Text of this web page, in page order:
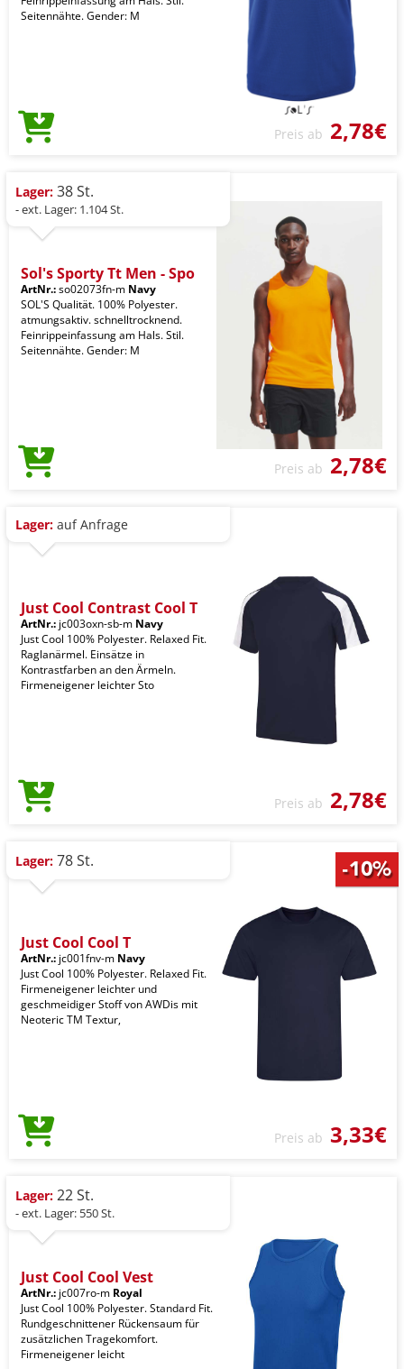
Seitennähte. Gender: M
Preis ab 2,78€
Lager: 38 St.
- ext. Lager: 1.104 St.
Sol's Sporty Tt Men - Spo
ArtNr.:so02073fn-m Navy
SOL'S Qualität. 100% Polyester.
atmungsaktiv. schnelltrocknend.
Feinrippeinfassung am Hals. Stil.
Seitennähte. Gender: M
Preis ab 2,78€
Lager: auf Anfrage
Just Cool Contrast Cool T
ArtNr.: jc003oxn-sb-m Navy
Just Cool 100% Polyester. Relaxed Fit.
Raglanärmel. Einsätze in
Kontrastfarben an den Ärmeln.
Firmeneigener leichter Sto
Preis ab 2,78€
Lager: 78 St.
Just Cool Cool T
ArtNr.: jc001fnv-m Navy
Just Cool 100% Polyester. Relaxed Fit.
Firmeneigener leichter und
geschmeidiger Stoff von AWDis mit
Neoteric TM Textur,
Preis ab 3,33€
Lager: 22 St.
- ext. Lager: 550 St.
Just Cool Cool Vest
ArtNr.: jc007ro-m Royal
Just Cool 100% Polyester. Standard Fit.
Rundgeschnittener Rückensaum für
zusätzlichen Tragekomfort.
Firmeneigener leicht